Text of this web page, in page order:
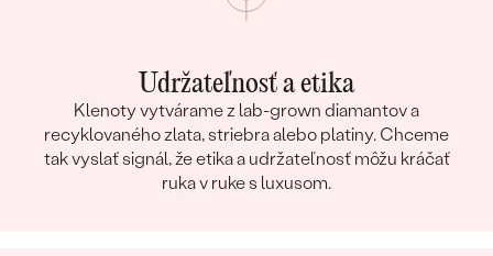
Udržateľnosť a etika
Klenoty vytvárame z lab-grown diamantov a
recyklovaného zlata, striebra alebo platiny. Chceme
tak vyslať signál, že etika a udržateľnosť môžu kráčať
ruka v ruke s luxusom.